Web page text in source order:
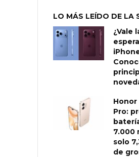
LO MÁS LEÍDO DE LA
¿Vale
Honor
Pro:
7.000
solo
de